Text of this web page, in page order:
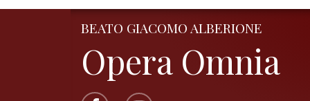
BEATO GIACOMO ALBERIONE
Opera Omnia